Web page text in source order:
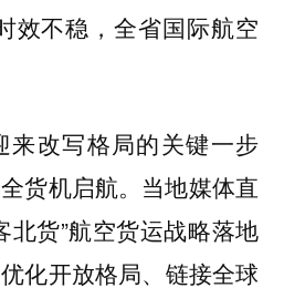
效不稳，全省国际航空
来改写格局的关键一步
货机启航。当地媒体直
北货”航空货运战略落地
化开放格局、链接全球